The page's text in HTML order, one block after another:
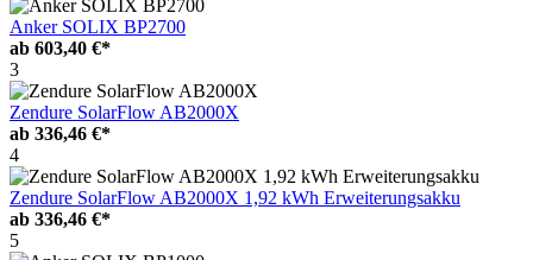
Anker SOLIX BP2700
ab 603,40 €*
3
Zendure SolarFlow AB2000X
ab 336,46 €*
4
Zendure SolarFlow AB2000X 1,92 kWh Erweiterungsakku
ab 336,46 €*
5